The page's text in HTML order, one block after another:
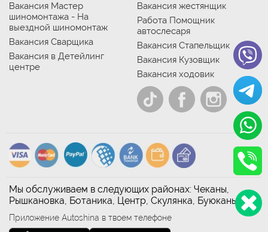
Вакансия Мастер
шиномонтажа - На
выездной шиномонтаж
Вакансия Сварщика
Вакансия в Детейлинг
центре
Вакансия жестянщик
Работа Помощник
автослесаря
Вакансия Стапельщик
Вакансия Кузовщик
Вакансия ходовик
Мы обслуживаем в следующих районах: Чеканы,
Рышкановка, Ботаника, Центр, Скулянка, Буюканы
Приложение Autoshina в твоем телефоне